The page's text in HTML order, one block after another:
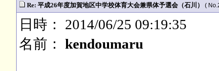
Re: 平成26年度加賀地区中学校体育大会兼県体予選会（石川） (
日時： 2014/06/25 09:19:35
名前： kendoumaru